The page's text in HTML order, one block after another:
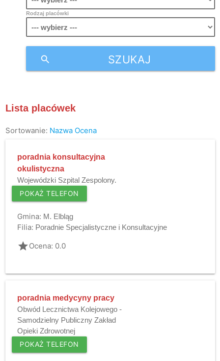
Rodzaj placówki
SZUKAJ
search
Lista placówek
Sortowanie: Nazwa Ocena
poradnia konsultacyjna
okulistyczna
Wojewódzki Szpital Zespolony.
POKAŻ TELEFON
Gmina: M. Elbląg
Filia: Poradnie Specjalistyczne i Konsultacyjne
gradeOcena: 0.0
poradnia medycyny pracy
Obwód Lecznictwa Kolejowego -
Samodzielny Publiczny Zakład
Opieki Zdrowotnej
POKAŻ TELEFON